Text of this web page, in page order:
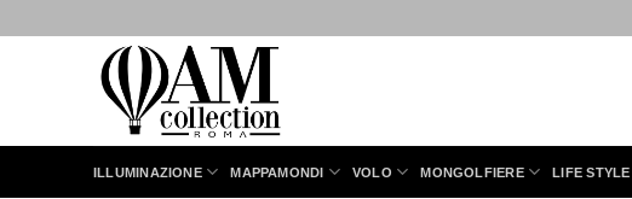
ILLUMINAZIONE MAPPAMONDI VOLO MONGOLFIERE LIFE STYLE